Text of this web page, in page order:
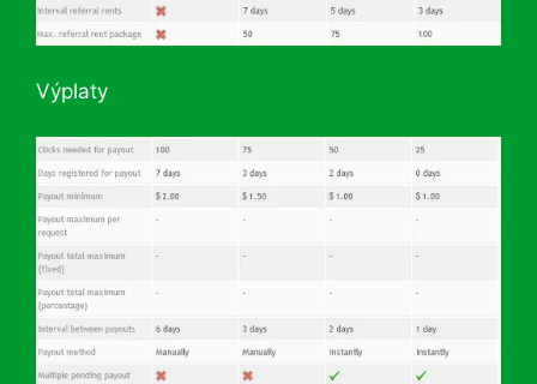
Výplaty